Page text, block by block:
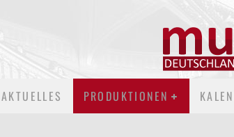
AKTUELLES PRODUKTIONEN